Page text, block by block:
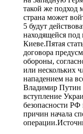
такой же подход
страна может
5 будут
находящейся под
Киеве.Пятая
договора
обороны,
или нескольких
нападением на
Владимир Путин
вступление
безопасности РФ
причин начала